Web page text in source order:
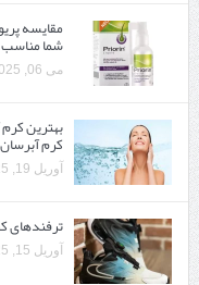
مقایسه
شما
می 06, 2025
بهترین
کرم آبرسان
آوریل 19, 2025
ترفندهای
آوریل 15, 2025